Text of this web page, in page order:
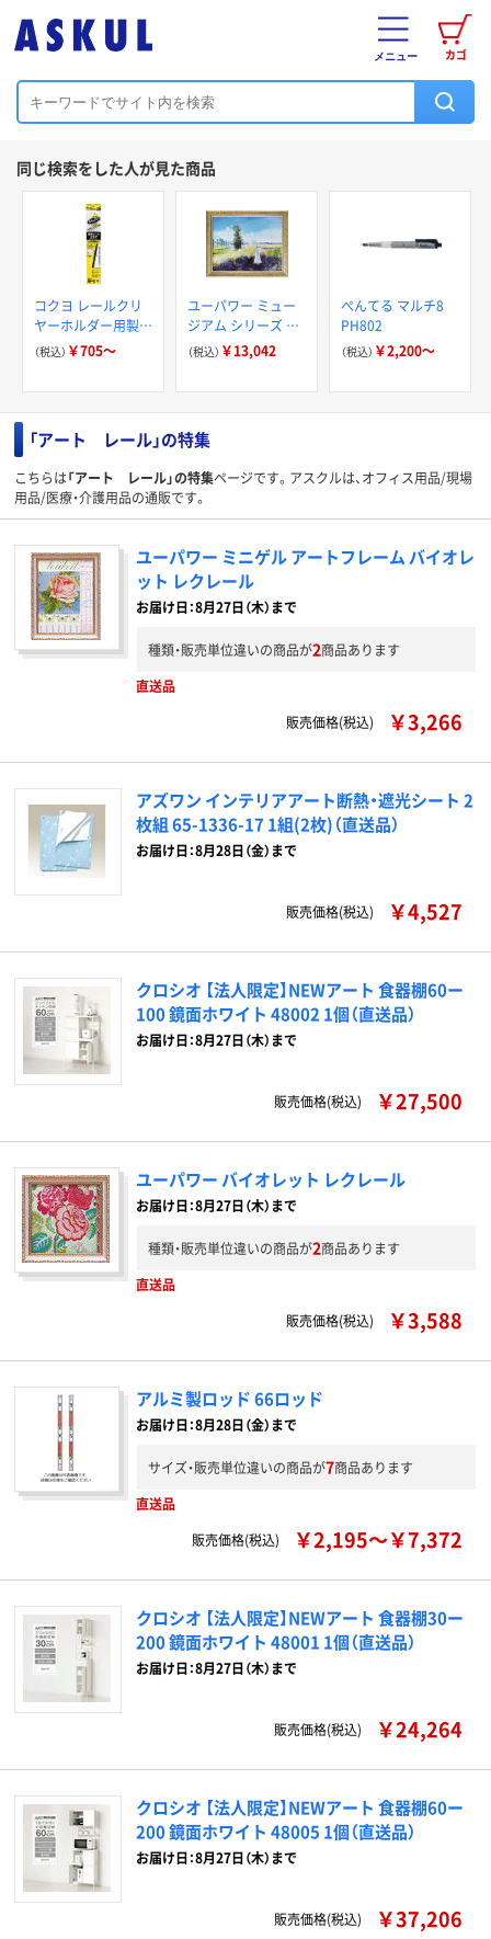
カゴ
メニュー
同じ検索をした人が見た商品
コクヨ レールクリ
ヤーホルダー用製本
レールパーツ
（税込） ￥705～
ユーパワー ミュー
ジアム シリーズ モ
ネ「散歩」 MW-
14001（直送品）
（税込） ￥13,042
ぺんてる マルチ8
PH802
（税込） ￥2,200～
「アート レール」の特集
こちらは「アート レール」の特集ページです。アスクルは、オフィス用品/現場
用品/医療・介護用品の通販です。
ユーパワー ミニゲル アートフレーム バイオレ
ット レクレール
お届け日：8月27日（木）まで
種類・販売単位違いの商品が2商品あります
直送品
販売価格(税込)
￥3,266
アズワン インテリアアート断熱・遮光シート 2
枚組 65-1336-17 1組(2枚)（直送品）
お届け日：8月28日（金）まで
販売価格(税込) ￥4,527
クロシオ 【法人限定】NEWアート 食器棚60ー
100 鏡面ホワイト 48002 1個（直送品）
お届け日：8月27日（木）まで
販売価格(税込) ￥27,500
ユーパワー バイオレット レクレール
お届け日：8月27日（木）まで
種類・販売単位違いの商品が2商品あります
直送品
販売価格(税込)
￥3,588
アルミ製ロッド 66ロッド
お届け日：8月28日（金）まで
サイズ・販売単位違いの商品が7商品あります
直送品
販売価格(税込)
￥2,195～￥7,372
クロシオ 【法人限定】NEWアート 食器棚30ー
200 鏡面ホワイト 48001 1個（直送品）
お届け日：8月27日（木）まで
販売価格(税込) ￥24,264
クロシオ 【法人限定】NEWアート 食器棚60ー
200 鏡面ホワイト 48005 1個（直送品）
お届け日：8月27日（木）まで
販売価格(税込) ￥37,206